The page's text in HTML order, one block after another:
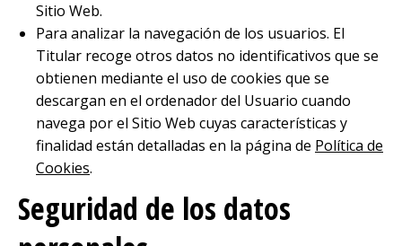
Sitio Web.
Para analizar la navegación de los usuarios. El
Titular recoge otros datos no identificativos que se
obtienen mediante el uso de cookies que se
descargan en el ordenador del Usuario cuando
navega por el Sitio Web cuyas características y
finalidad están detalladas en la página de Política de
Cookies.
Seguridad de los datos